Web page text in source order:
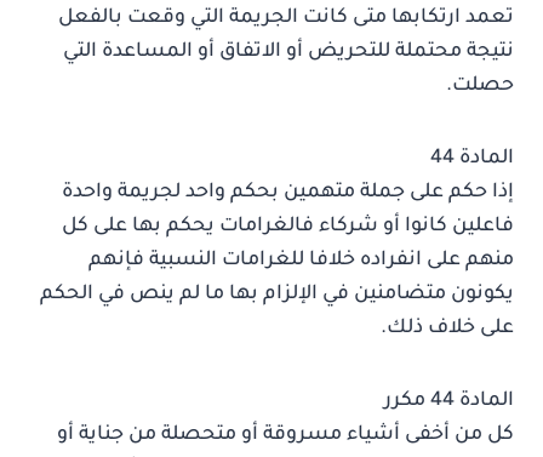
تعمد ارتكابها متى كانت الجريمة التي وقعت بالفعل
نتيجة محتملة للتحريض أو الاتفاق أو المساعدة التي
حصلت.
المادة 44
إذا حكم على جملة متهمين بحكم واحد لجريمة واحدة
فاعلين كانوا أو شركاء فالغرامات يحكم بها على كل
منهم على انفراده خلافا للغرامات النسبية فإنهم
يكونون متضامنين في الإلزام بها ما لم ينص في الحكم
على خلاف ذلك.
المادة 44 مكرر
كل من أخفى أشياء مسروقة أو متحصلة من جناية أو